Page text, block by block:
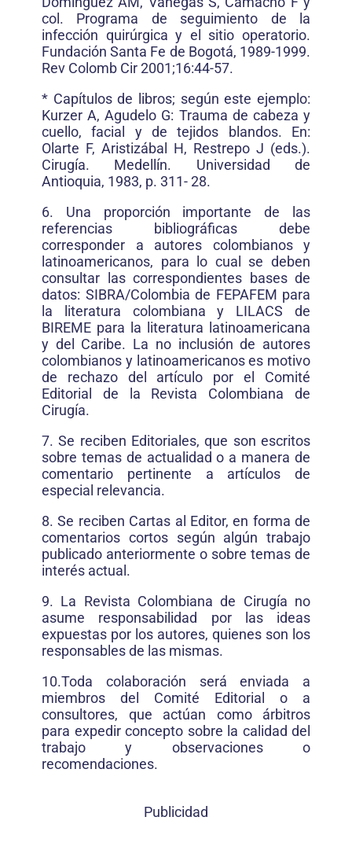
col. Programa de seguimiento de la
infección quirúrgica y el sitio operatorio.
Fundación Santa Fe de Bogotá, 1989-1999.
Rev Colomb Cir 2001;16:44-57.
* Capítulos de libros; según este ejemplo:
Kurzer A, Agudelo G: Trauma de cabeza y
cuello, facial y de tejidos blandos. En:
Olarte F, Aristizábal H, Restrepo J (eds.).
Cirugía. Medellín. Universidad de
Antioquia, 1983, p. 311- 28.
6. Una proporción importante de las
referencias bibliográficas debe
corresponder a autores colombianos y
latinoamericanos, para lo cual se deben
consultar las correspondientes bases de
datos: SIBRA/Colombia de FEPAFEM para
la literatura colombiana y LILACS de
BIREME para la literatura latinoamericana
y del Caribe. La no inclusión de autores
colombianos y latinoamericanos es motivo
de rechazo del artículo por el Comité
Editorial de la Revista Colombiana de
Cirugía.
7. Se reciben Editoriales, que son escritos
sobre temas de actualidad o a manera de
comentario pertinente a artículos de
especial relevancia.
8. Se reciben Cartas al Editor, en forma de
comentarios cortos según algún trabajo
publicado anteriormente o sobre temas de
interés actual.
9. La Revista Colombiana de Cirugía no
asume responsabilidad por las ideas
expuestas por los autores, quienes son los
responsables de las mismas.
10.Toda colaboración será enviada a
miembros del Comité Editorial o a
consultores, que actúan como árbitros
para expedir concepto sobre la calidad del
trabajo y observaciones o
recomendaciones.
Publicidad